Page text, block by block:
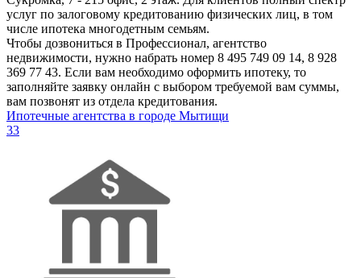
услуг по залоговому кредитованию физических лиц, в том
числе ипотека многодетным семьям.
Чтобы дозвониться в Профессионал, агентство
недвижимости, нужно набрать номер 8 495 749 09 14, 8 928
369 77 43. Если вам необходимо оформить ипотеку, то
заполняйте заявку онлайн с выбором требуемой вам суммы,
вам позвонят из отдела кредитования.
Ипотечные агентства в городе Мытищи
33